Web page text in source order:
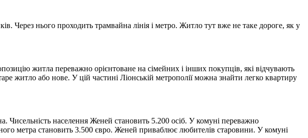
Через нього проходить трамвайна лінія і метро. Житло тут вже не таке дороге, як у
житла переважно орієнтоване на сімейних і інших покупців, які відчувають
житло або нове. У цій частині Ліонській метрополії можна знайти легко квартиру
Чисельність населення Женей становить 5.200 осіб. У комуні переважно
метра становить 3.500 євро. Женей приваблює любителів старовини. У комуні